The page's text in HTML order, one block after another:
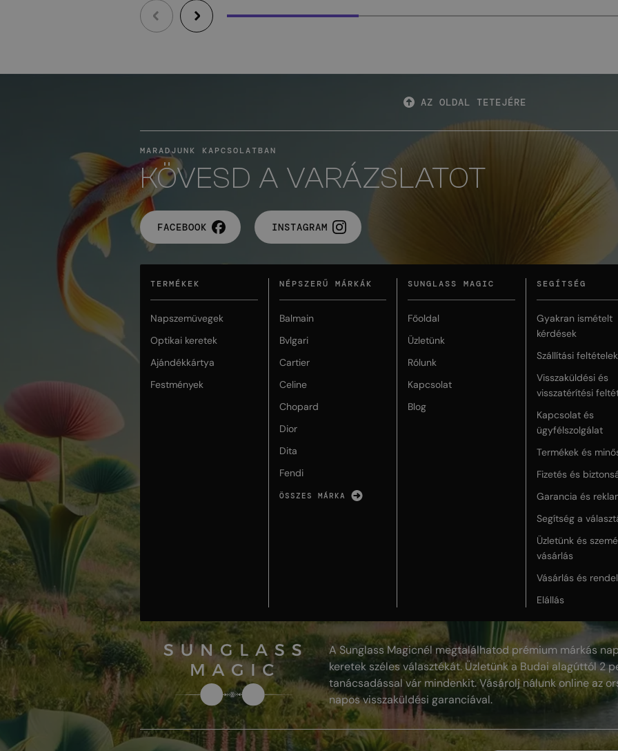
AZ OLDAL TETEJÉRE
MARADJUNK KAPCSOLATBAN
KÖVESD A VARÁZSLATOT
FACEBOOK INSTAGRAM
TERMÉKEK
Napszemüvegek
Optikai keretek
Ajándékkártya
Festmények
NÉPSZERŰ MÁRKÁK
Balmain
Bvlgari
Cartier
Celine
Chopard
Dior
Dita
Fendi
ÖSSZES MÁRKA
SUNGLASS MAGIC
Főoldal
Üzletünk
Rólunk
Kapcsolat
Blog
SEGÍTSÉG
Gyakran ismételt
kérdések
Szállítási feltételek
Visszaküldési és
visszatérítési
Kapcsolat és
ügyfélszolgálat
Termékek és
Fizetés és
Garancia és
Segítség a
Üzletünk és
vásárlás
Vásárlás és
Elállás
A Sunglass Magicnél megtalálhatod prémium márkás
keretek széles választékát. Üzletünk a Budai alagúttól 2
tanácsadással vár mindenkit. Vásárolj nálunk online az
napos visszaküldési garanciával.